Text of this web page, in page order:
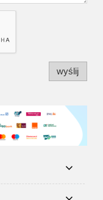
wyślij